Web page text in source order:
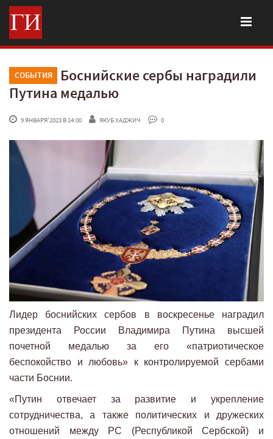
СОБЫТИЯ
Боснийские сербы наградили
Путина медалью
9 ЯНВАРЯ'2023 В 14:00 ЯКУБ ХАДЖИЧ 0
Лидер боснийских сербов в воскресенье наградил
президента России Владимира Путина высшей
почетной медалью за его «патриотическое
беспокойство и любовь» к контролируемой сербами
части Боснии.
«Путин отвечает за развитие и укрепление
сотрудничества, а также политических и дружеских
отношений между РС (Республикой Сербской) и